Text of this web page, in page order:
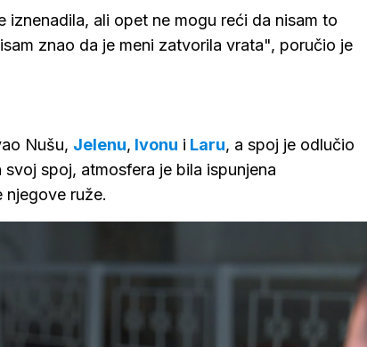
ali opet ne mogu reći da nisam to
znao da je meni zatvorila vrata", poručio je
Nušu, Jelenu, Ivonu i Laru, a spoj je odlučio
spoj, atmosfera je bila ispunjena
njegove ruže.